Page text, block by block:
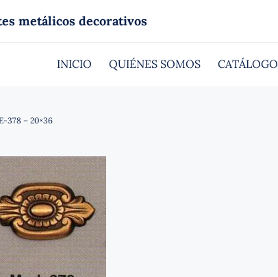
metálicos decorativos
INICIO QUIÉNES SOMOS CATÁLOGO
378 – 20×36